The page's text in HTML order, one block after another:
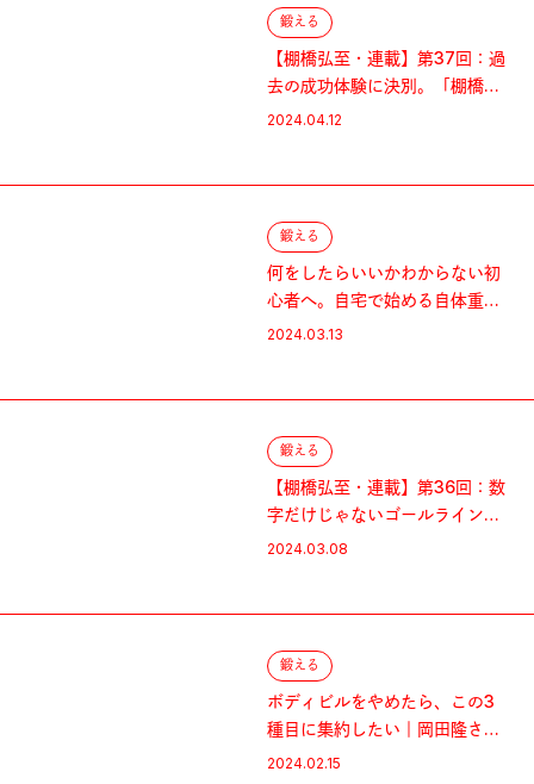
鍛える
【棚橋弘至・連載】第37回：過
去の成功体験に決別。「棚橋弘
至改造計画」始動
2024.04.12
鍛える
何をしたらいいかわからない初
心者へ。自宅で始める自体重ト
レ黄金種目4選
2024.03.13
鍛える
【棚橋弘至・連載】第36回：数
字だけじゃないゴールライン
を。体脂肪率は顔だちに現る
2024.03.08
鍛える
ボディビルをやめたら、この3
種目に集約したい｜岡田隆さん
のBig3
2024.02.15